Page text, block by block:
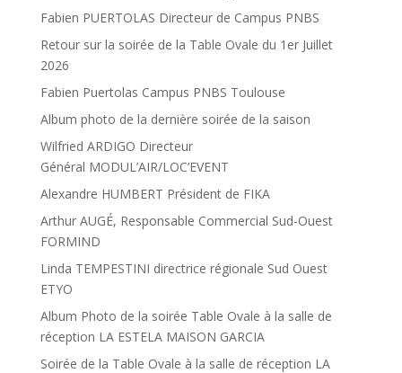
Fabien PUERTOLAS Directeur de Campus PNBS
Retour sur la soirée de la Table Ovale du 1er Juillet
2026
Fabien Puertolas Campus PNBS Toulouse
Album photo de la dernière soirée de la saison
Wilfried ARDIGO Directeur
Général MODUL’AIR/LOC’EVENT
Alexandre HUMBERT Président de FIKA
Arthur AUGÉ, Responsable Commercial Sud-Ouest
FORMIND
Linda TEMPESTINI directrice régionale Sud Ouest
ETYO
Album Photo de la soirée Table Ovale à la salle de
réception LA ESTELA MAISON GARCIA
Soirée de la Table Ovale à la salle de réception LA